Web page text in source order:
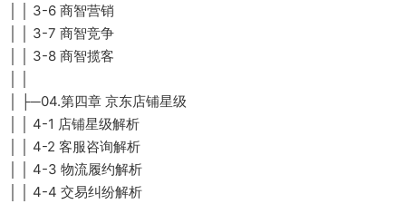
│ │ 3-6 商智营销
│ │ 3-7 商智竞争
│ │ 3-8 商智揽客
│ ├─04.第四章 京东店铺星级
│ │ 4-1 店铺星级解析
│ │ 4-2 客服咨询解析
│ │ 4-3 物流履约解析
│ │ 4-4 交易纠纷解析